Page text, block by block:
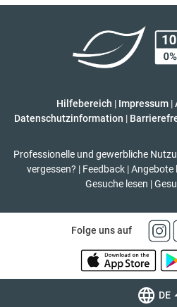
Hilfebereich | Impressum |
Datenschutzinformation |
Professionelle und gewerbliche
vergessen? | Feedback | Angebote
Gesuche lesen |
Folge uns auf
DE